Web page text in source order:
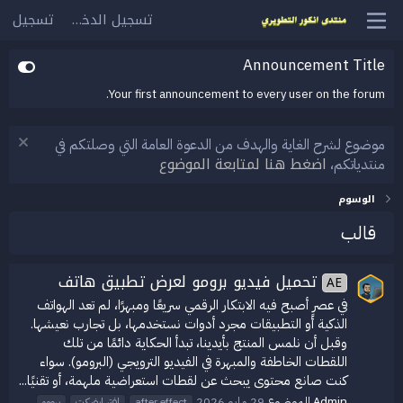
تسجيل الدخول تسجيل
Announcement Title
Your first announcement to every user on the forum.
موضوع لشرح الغاية والهدف من الدعوة العامة التي وصلتكم في
منتدياتكم، اضغط هنا لمتابعة الموضوع
الوسوم
قالب
AE تحميل فيديو برومو لعرض تطبيق هاتف
في عصرٍ أصبح فيه الابتكار الرقمي سريعًا ومبهرًا، لم تعد الهواتف
الذكية أو التطبيقات مجرد أدوات نستخدمها، بل تجارب نعيشها.
وقبل أن نلمس المنتج بأيدينا، تبدأ الحكاية دائمًا من تلك
اللقطات الخاطفة والمبهرة في الفيديو الترويجي (البرومو). سواء
كنت صانع محتوى يبحث عن لقطات استعراضية ملهمة، أو تقنيًا...